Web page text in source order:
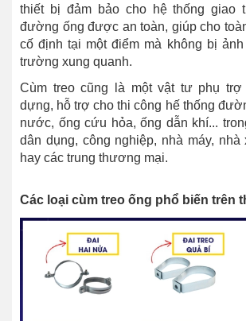
thiết bị đảm bảo cho hệ thống giao
đường ống được an toàn, giúp cho
cố định tại một điểm mà không bị
trường xung quanh.
Cùm treo cũng là một vật tư phụ trợ
dựng, hỗ trợ cho thi công hế thống
nước, ống cứu hỏa, ống dẫn khí...
dân dụng, công nghiệp, nhà máy,
hay các trung thương mại.
Các loại cùm treo ống phổ biến trên